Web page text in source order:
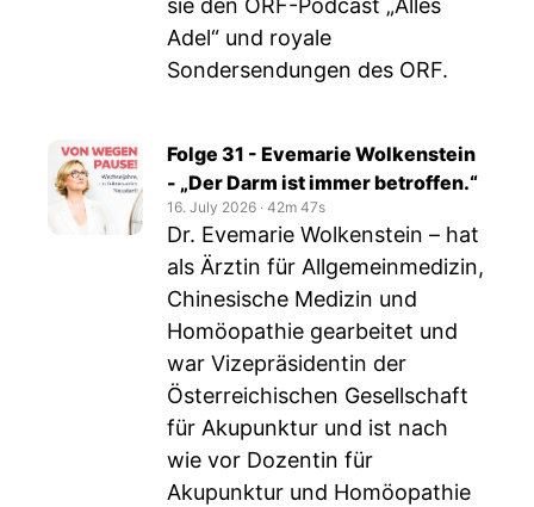
sie den ORF-Podcast „Alles
Adel“ und royale
Sondersendungen des ORF.
Folge 31 - Evemarie Wolkenstein
- „Der Darm ist immer betroffen.“
16. July 2026 ‧ 42m 47s
Dr. Evemarie Wolkenstein – hat
als Ärztin für Allgemeinmedizin,
Chinesische Medizin und
Homöopathie gearbeitet und
war Vizepräsidentin der
Österreichischen Gesellschaft
für Akupunktur und ist nach
wie vor Dozentin für
Akupunktur und Homöopathie